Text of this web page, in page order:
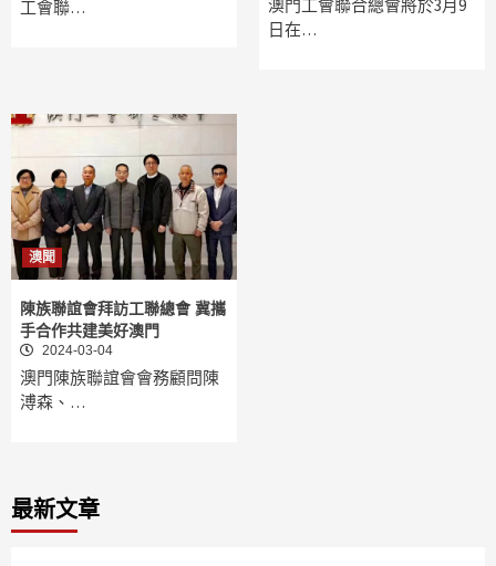
工會聯…
澳門工會聯合總會將於3月9
日在…
澳聞
陳族聯誼會拜訪工聯總會 冀攜
手合作共建美好澳門
2024-03-04
澳門陳族聯誼會會務顧問陳
溥森、…
最新文章